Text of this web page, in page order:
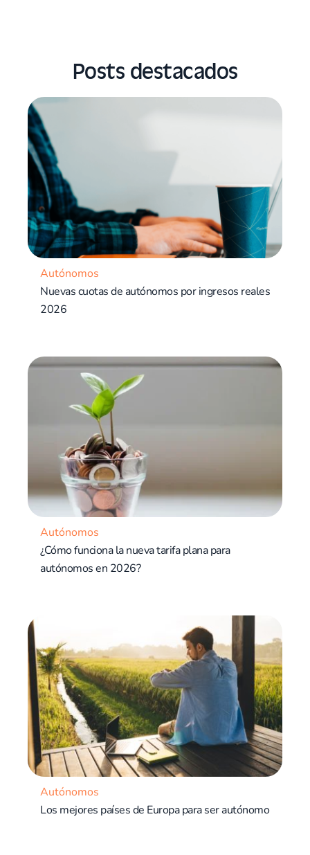
Posts destacados
Autónomos
Nuevas cuotas de autónomos por ingresos reales
2026
Autónomos
¿Cómo funciona la nueva tarifa plana para
autónomos en 2026?
Autónomos
Los mejores países de Europa para ser autónomo